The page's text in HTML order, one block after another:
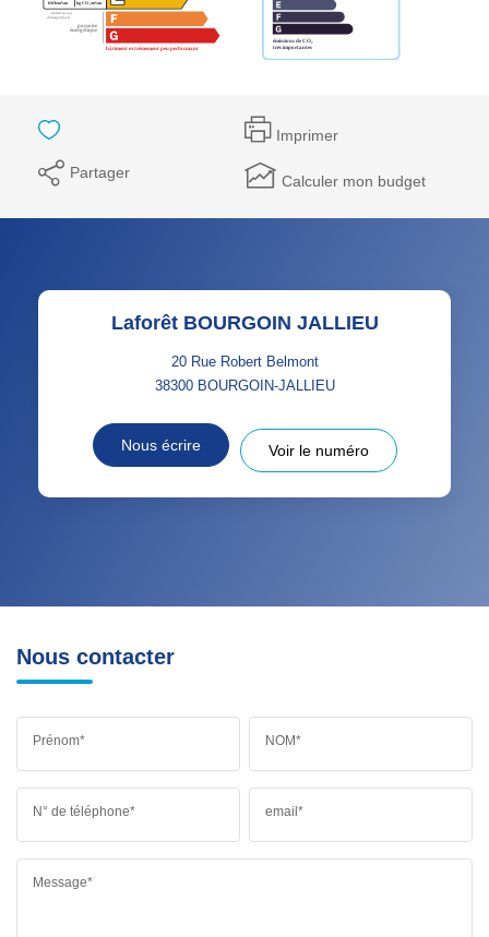
Imprimer
Partager Calculer mon budget
Laforêt BOURGOIN JALLIEU
20 Rue Robert Belmont
38300 BOURGOIN-JALLIEU
Nous écrire Voir le numéro
Nous contacter
Prénom* NOM*
N° de téléphone* email*
Message*